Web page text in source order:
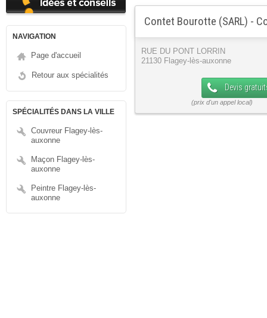
NAVIGATION
Page d'accueil
Retour aux spécialités
SPÉCIALITÉS DANS LA VILLE
Couvreur Flagey-lès-
auxonne
Maçon Flagey-lès-
auxonne
Peintre Flagey-lès-
auxonne
Contet Bourotte (SARL) -
RUE DU PONT LORRIN
21130 Flagey-lès-auxonne
Devis